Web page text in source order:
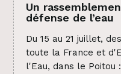
Un
défense de l’eau
Du 15 au 21 juillet,
toute la France et
l'Eau, dans le